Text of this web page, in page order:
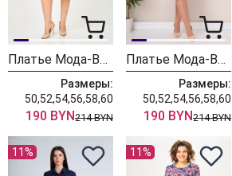
Платье Мода-Версаль 2383/пудра
Размеры:
50,52,54,56,58,60
190 BYN214 BYN
Платье Мода-Версаль 2383 молоко
Размеры:
50,52,54,56,58,60
190 BYN214 BYN
11% 11%